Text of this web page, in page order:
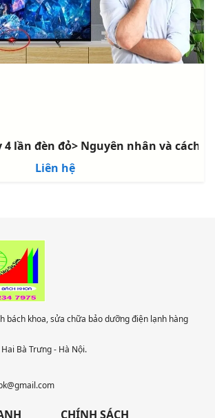
4 lần đèn đỏ> Nguyên nhân và cách
Liên hệ
bách khoa, sửa chữa bảo dưỡng điện lạnh hàng
Bà Trưng - Hà Nội.
CHÍNH SÁCH